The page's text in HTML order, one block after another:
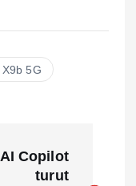
5G
AI Copilot
turut